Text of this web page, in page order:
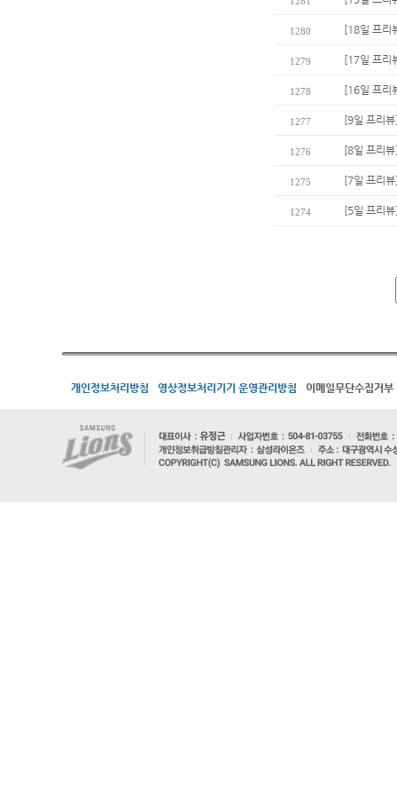
1280 [18일 프리
1279 [17일 프리
1278 [16일 프리
1277 [9일 프리
1276 [8일 프리
1275 [7일 프리
1274 [5일 프리
개인정보처리방침 영상정보처리기기 운영관리방침 이메일무단수집거부